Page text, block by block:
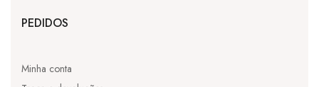
PEDIDOS
Minha conta